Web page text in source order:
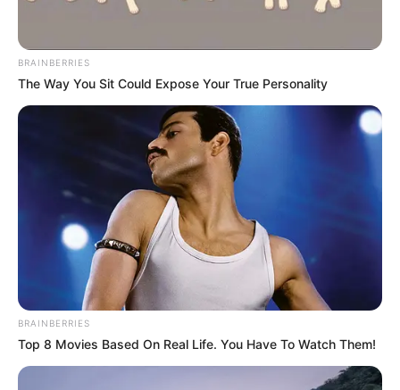
Lea También: A machete agarraron a un 'paletero' en vía
de Piedecuesta
Lea También:
Lujosa propiedad del exgobernador Didier
Tavera fue embargada
BRAINBERRIES
The Way You Sit Could Expose Your True Personality
BRAINBERRIES
Top 8 Movies Based On Real Life. You Have To Watch Them!